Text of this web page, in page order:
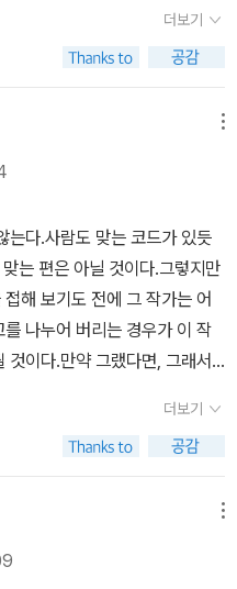
념과 고뇌의 뒤엉킴을 글로 풀
어떤 사람에게는 짜증을 불러
되어 있는 젊은 날의 방황과 절
는 몸짓들은 젊은 독자층에게
시는 죽음을 또 다른 탈출구로
시 많은 사람들에게 서늘함을
던 분이나 그의 시집을 사려는
흥미나 주위의 추천으로 이 책
인가를 안 뒤에 사도 늦지 않겠
생을 알 수 있을가. 다만 지금도
뿐. 그의 글을 문고판 크기의 시
뜻한 방안에 앉아 그의 아픔들
속으로 페이지를 접어 놓은
>사랑을 잃고 나는 쓰네잘 있
안개들아아무것도 모르던 춧
종이들아망설임을 대신하던 눈
열망들아장님처럼 나 이제 더
빈집에 갇혔네
명한 젊은 시인'이라는 그의 외
게 기형도라는 이름은 나의
이었다..언제였는지 정확히 기
문에 상처를 입고 카페에 혼자
..그의 때 이른 죽음을 애석해
할 마음은 없다..어쩌면 그렇게
운명일지 모를 일이다... 어차
아두지 않을테니까..분명, 다시
도라는 이름, 그리고 그의 詩에
삶과 배경에 대해서도... ,검은
이해하기엔, 나의 부족이 크지
이고..아직 나에게 시간은 많
더보기
는다.사람도 맞는 코드가 있듯
는 편은 아닐 것이다.그렇지만
해 보기도 전에 그 작가는 어
나누어 버리는 경우가 이 작
것이다.만약 그랬다면, 그래서
리기만 할거라는, 도무지 종잡
차 있을거라는 생각을 버리게
계의 탄탄함을 느낄 수 있도록
이 더욱 좋았다.그런데 산문
었다.차라리 시가 됐으면 더욱
각이 들었다.더불어 작가의 일
더보기